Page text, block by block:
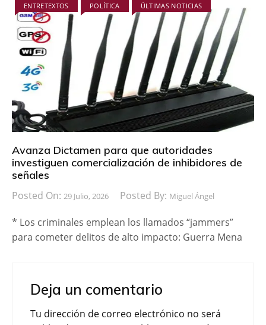
ENTRETEXTOS POLÍTICA ÚLTIMAS NOTICIAS
Avanza Dictamen para que autoridades
investiguen comercialización de inhibidores de
señales
Posted On: 29 Julio, 2026 Posted By: Miguel Ángel
* Los criminales emplean los llamados “jammers”
para cometer delitos de alto impacto: Guerra Mena
Deja un comentario
Tu dirección de correo electrónico no será